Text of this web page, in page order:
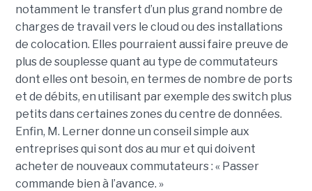
notamment le transfert d’un plus grand nombre de
charges de travail vers le cloud ou des installations
de colocation. Elles pourraient aussi faire preuve de
plus de souplesse quant au type de commutateurs
dont elles ont besoin, en termes de nombre de ports
et de débits, en utilisant par exemple des switch plus
petits dans certaines zones du centre de données.
Enfin, M. Lerner donne un conseil simple aux
entreprises qui sont dos au mur et qui doivent
acheter de nouveaux commutateurs : « Passer
commande bien à l’avance. »